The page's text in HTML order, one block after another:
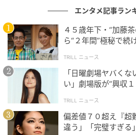
04 ディア モーブ ￥1,980（エフ
ン）
エンタメ記事ラン
４５歳年下・“加藤
ら“２年間”極秘で続
TRILL ニュース
「日曜劇場ヤバく
い」劇場版が“興収
TRILL ニュース
偏差値７０超え『超
違う」「完璧すぎる